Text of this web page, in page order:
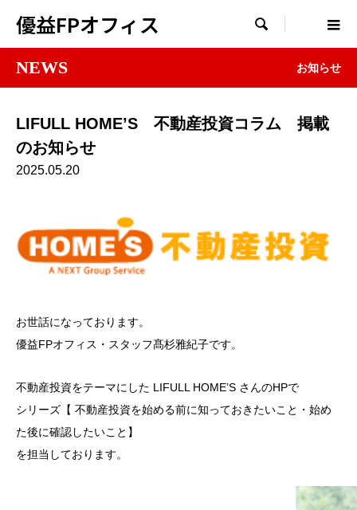
優益FPオフィス 
NEWS お知らせ
LIFULL HOME’S 不動産投資コラム 掲載
のお知らせ
2025.05.20
お世話になっております。
優益FPオフィス・スタッフ髙杉雅紀子です。
不動産投資をテーマにした LIFULL HOME’S さんのHPで
シリーズ【 不動産投資を始める前に知っておきたいこと・始め
た後に確認したいこと】
を担当しております。